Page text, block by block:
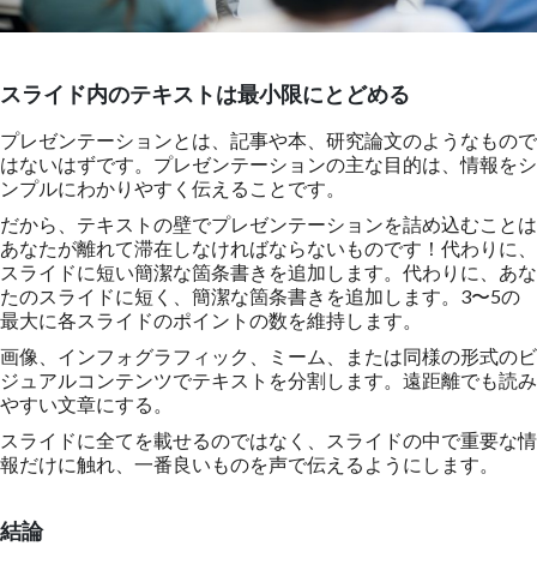
スライド内のテキストは最小限にとどめる
プレゼンテーションとは、記事や本、研究論文のようなもので
はないはずです。プレゼンテーションの主な目的は、情報をシ
ンプルにわかりやすく伝えることです。
だから、テキストの壁でプレゼンテーションを詰め込むことは
あなたが離れて滞在しなければならないものです！代わりに、
スライドに短い簡潔な箇条書きを追加します。代わりに、あな
たのスライドに短く、簡潔な箇条書きを追加します。3〜5の
最大に各スライドのポイントの数を維持します。
画像、インフォグラフィック、ミーム、または同様の形式のビ
ジュアルコンテンツでテキストを分割します。遠距離でも読み
やすい文章にする。
スライドに全てを載せるのではなく、スライドの中で重要な情
報だけに触れ、一番良いものを声で伝えるようにします。
結論